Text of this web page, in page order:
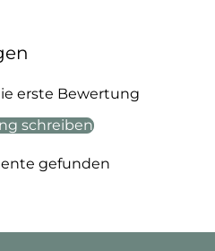
erste Bewertung
schreiben
gefunden